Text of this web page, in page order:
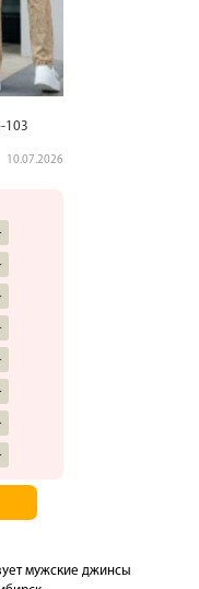
103
10.07.2026
мужские джинсы